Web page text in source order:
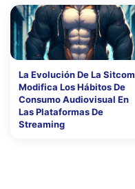
La Evolución De La Sitcom
Modifica Los Hábitos De
Consumo Audiovisual En
Las Plataformas De
Streaming